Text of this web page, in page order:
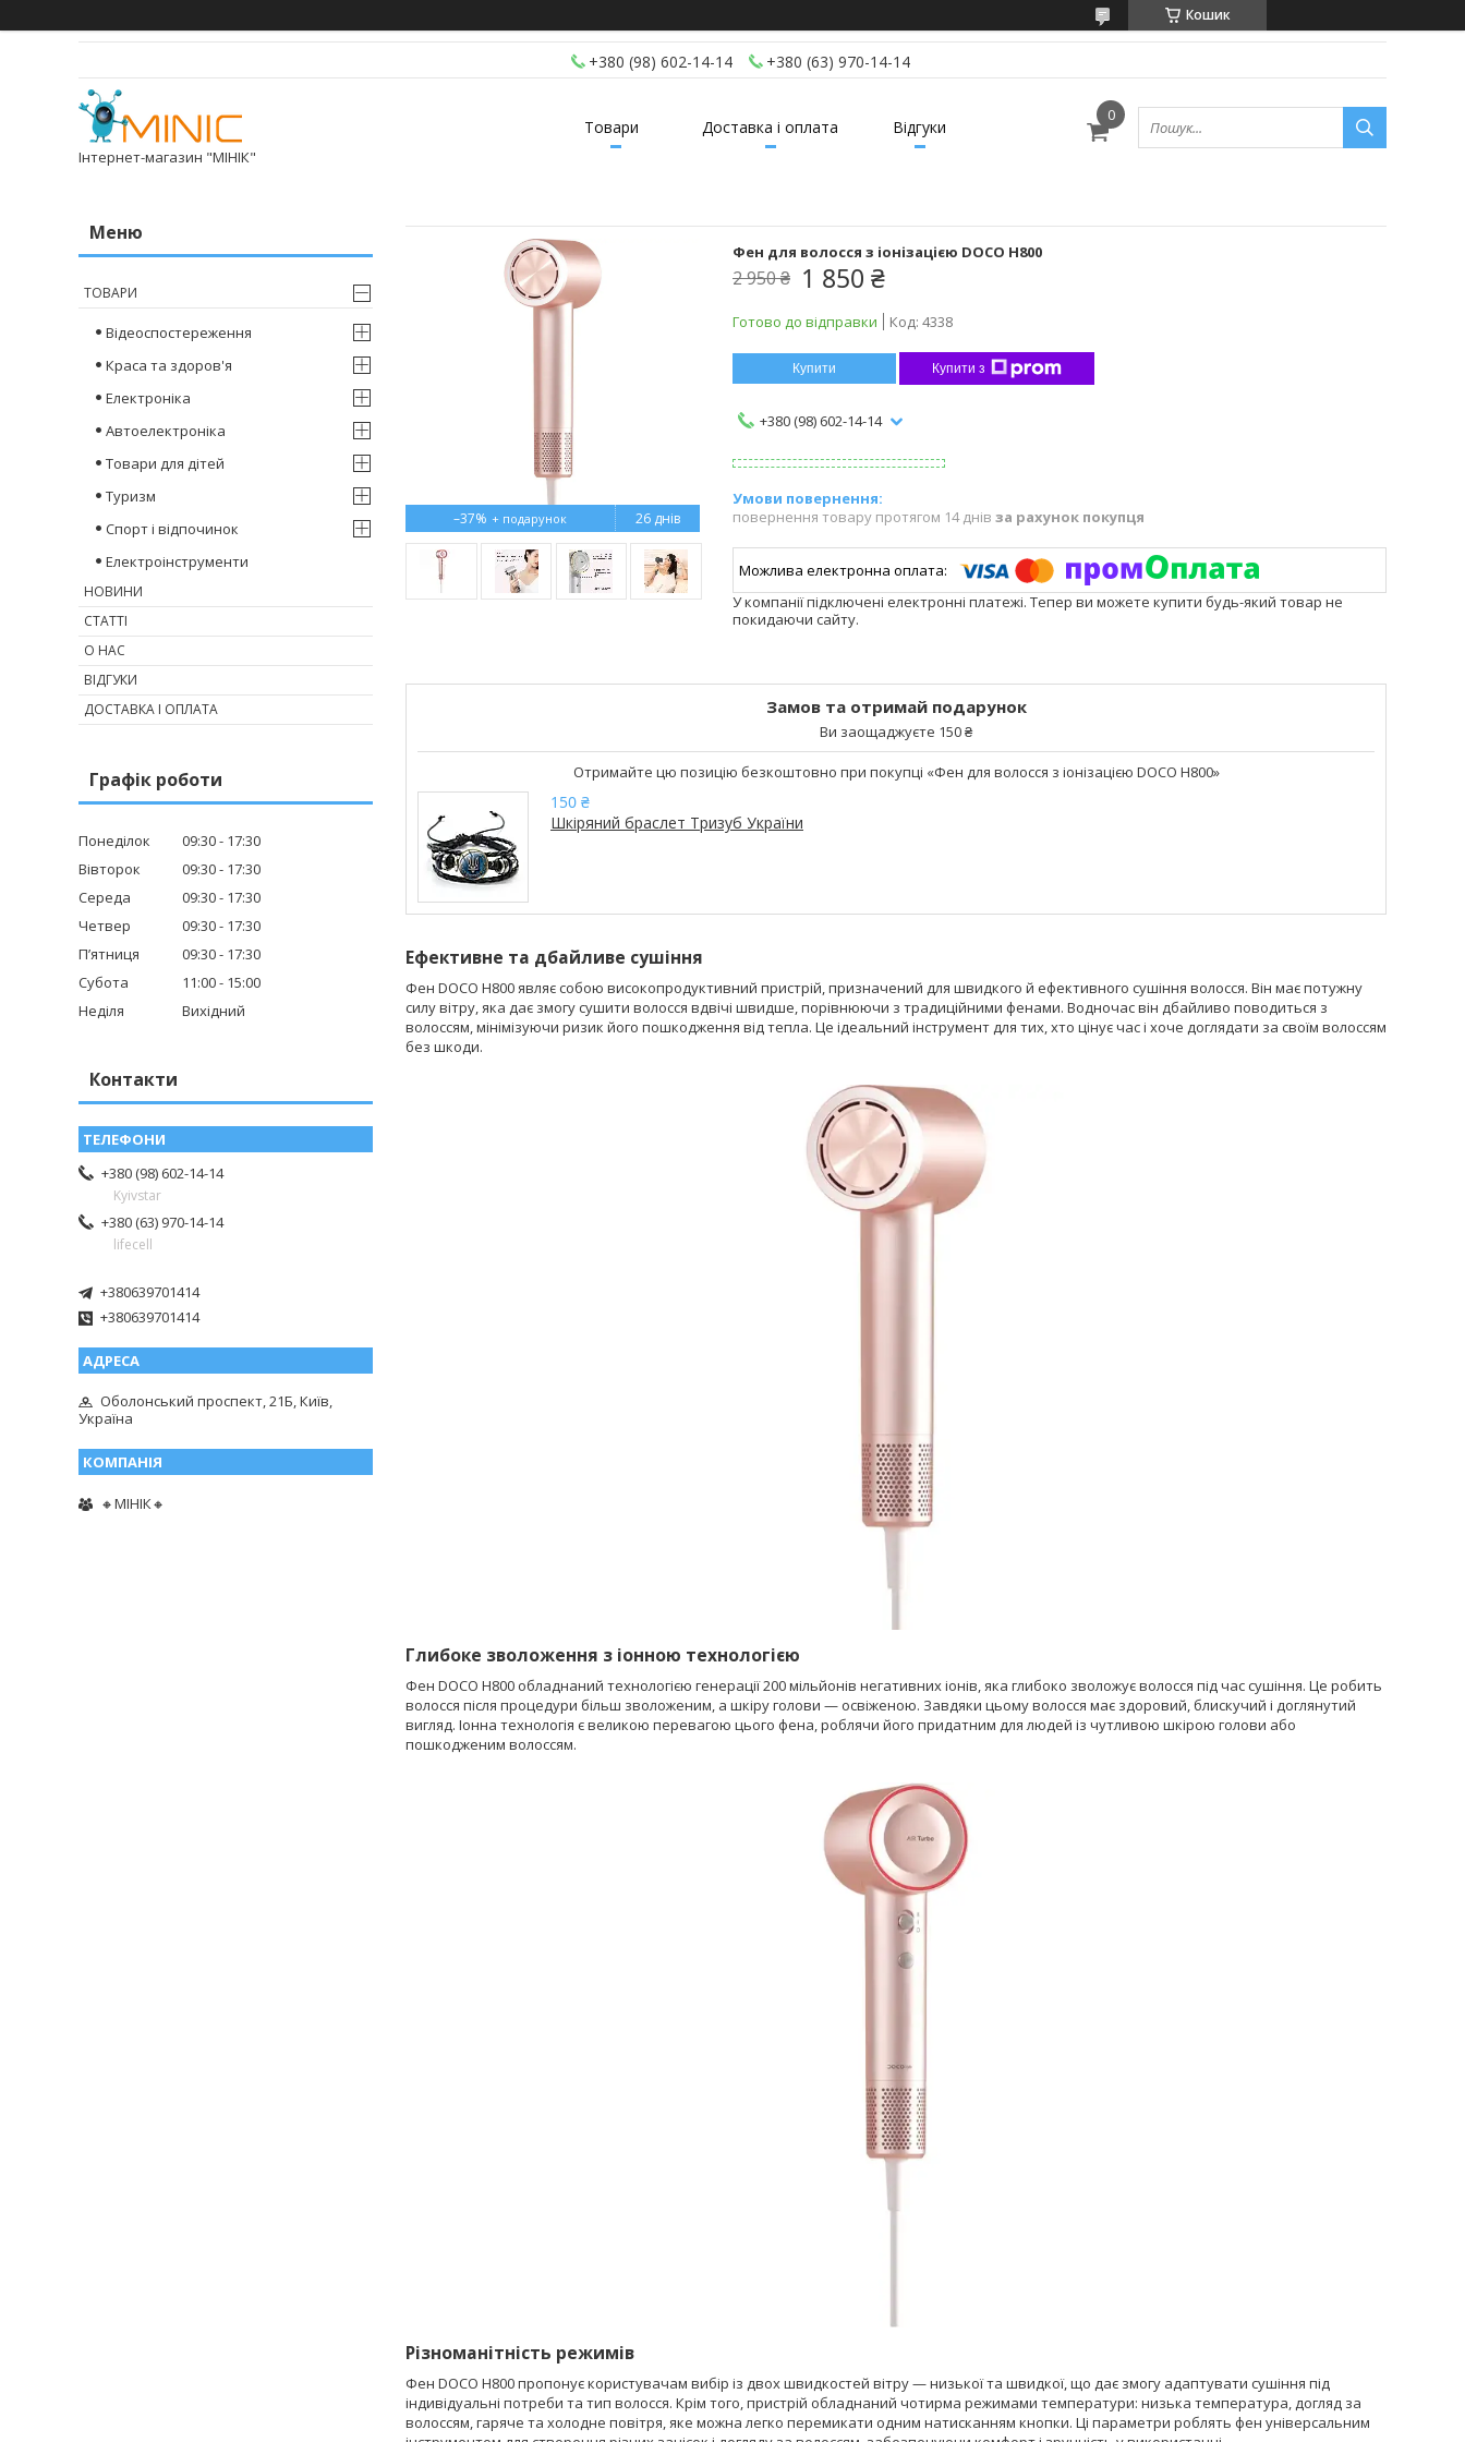
Кошик
+380 (98) 602-14-14 +380 (63) 970-14-14
Інтернет-магазин "МІНІК"
Товари Доставка і оплата Відгуки
–37% 26 днів
Фен для волосся з іонізацією DOCO H800
2 950 ₴ 1 850 ₴
Готово до відправки Код: 4338
Купити Купити з
+380 (98) 602-14-14
повернення товару протягом 14 днів за рахунок покупця
У компанії підключені електронні платежі. Тепер ви можете купити будь-який товар не
покидаючи сайту.
Замов та отримай подарунок
Ви заощаджуєте 150 ₴
Отримайте цю позицію безкоштовно при покупці «Фен для волосся з іонізацією DOCO H800»
150 ₴
Шкіряний браслет Тризуб України
Ефективне та дбайливе сушіння
Фен DOCO H800 являє собою високопродуктивний пристрій, призначений для швидкого й ефективного сушіння волосся. Він має потужну
силу вітру, яка дає змогу сушити волосся вдвічі швидше, порівнюючи з традиційними фенами. Водночас він дбайливо поводиться з
волоссям, мінімізуючи ризик його пошкодження від тепла. Це ідеальний інструмент для тих, хто цінує час і хоче доглядати за своїм волоссям
без шкоди.
Глибоке зволоження з іонною технологією
Фен DOCO H800 обладнаний технологією генерації 200 мільйонів негативних іонів, яка глибоко зволожує волосся під час сушіння. Це робить
волосся після процедури більш зволоженим, а шкіру голови — освіженою. Завдяки цьому волосся має здоровий, блискучий і доглянутий
вигляд. Іонна технологія є великою перевагою цього фена, роблячи його придатним для людей із чутливою шкірою голови або
пошкодженим волоссям.
Різноманітність режимів
Фен DOCO H800 пропонує користувачам вибір із двох швидкостей вітру — низької та швидкої, що дає змогу адаптувати сушіння під
індивідуальні потреби та тип волосся. Крім того, пристрій обладнаний чотирма режимами температури: низька температура, догляд за
волоссям, гаряче та холодне повітря, яке можна легко перемикати одним натисканням кнопки. Ці параметри роблять фен універсальним
ТОВАРИ
Відеоспостереження
Краса та здоров'я
Електроніка
Автоелектроніка
Товари для дітей
Туризм
Спорт і відпочинок
Електроінструменти
НОВИНИ
СТАТТІ
О НАС
ВІДГУКИ
ДОСТАВКА І ОПЛАТА
Графік роботи
Понеділок 09:30
17:30
Вівторок
09:30
17:30
Середа
09:30
17:30
Четвер
09:30
17:30
Пʼятниця
09:30
17:30
Субота
11:00
15:00
Неділя
Вихідний
Контакти
+380 (98) 602-14-14
Kyivstar
+380 (63) 970-14-14
lifecell
+380639701414
+380639701414
Оболонський проспект, 21Б, Київ,
Україна
🔸МІНІК🔸